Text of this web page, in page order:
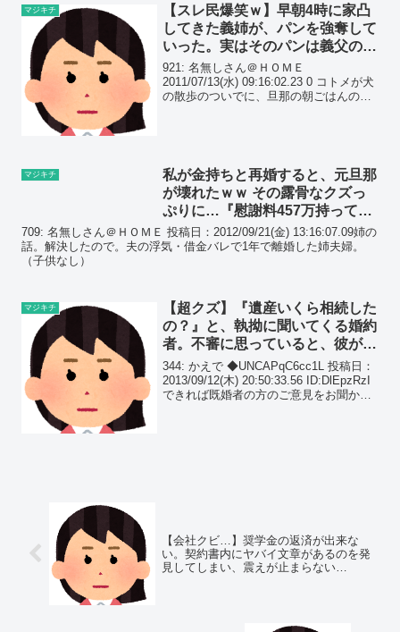
マジキチ
【スレ民爆笑ｗ】早朝4時に家凸
してきた義姉が、パンを強奪して
いった。実はそのパンは義父の大
好物…これをきっかけに、義家は
地獄と化したｗｗ
921: 名無しさん＠ＨＯＭＥ
2011/07/13(水) 09:16:02.23 0 コトメが犬
の散歩のついでに、旦那の朝ごはんのパ
マジキチ
私が金持ちと再婚すると、元旦那
が壊れたｗｗ その露骨なクズっ
ぷりに…『慰謝料457万持って来
い、今の旦那は1000万で許
す！』
709: 名無しさん＠ＨＯＭＥ 投稿日：2012/09/21(金) 13:16:07.09姉の
話。解決したので。夫の浮気・借金バレで1年で離婚した姉夫婦。
（子供なし）
マジキチ
【超クズ】『遺産いくら相続した
の？』と、執拗に聞いてくる婚約
者。不審に思っていると、彼が私
を騙している事に気がついた…
344: かえで ◆UNCAPqC6cc1L 投稿日：
2013/09/12(木) 20:50:33.56 ID:DlEpzRzI
できれば既婚者の方のご意見をお聞かせ
【会社クビ…】奨学金の返済が出来な
い。契約書内にヤバイ文章があるのを発
見してしまい、震えが止まらない…